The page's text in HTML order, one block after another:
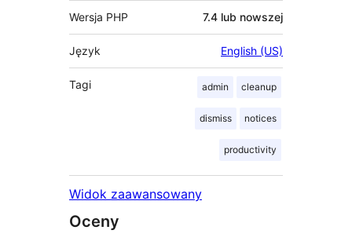
Wersja PHP 7.4 lub nowszej
Język English (US)
Tagi admin cleanup
dismiss notices
productivity
Widok zaawansowany
Oceny